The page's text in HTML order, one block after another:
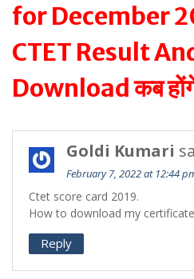
for December
CTET Result
Download कब
Goldi Kumari
February 7, 2022 at 12:44
Ctet score card 2019.
How to download my certificate
Reply